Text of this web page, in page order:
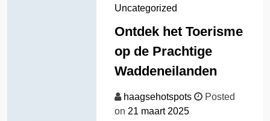
Uncategorized
Ontdek het Toerisme
op de Prachtige
Waddeneilanden
haagsehotspots
Posted
on21 maart 2025